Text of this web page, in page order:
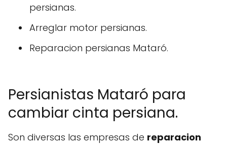
persianas.
Arreglar motor persianas.
Reparacion persianas Mataró.
Persianistas Mataró para
cambiar cinta persiana.
Son diversas las empresas de reparacion